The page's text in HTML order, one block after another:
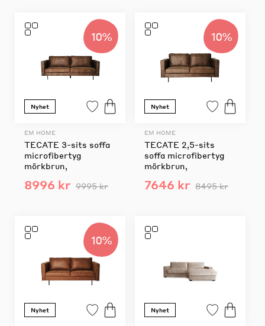
10%
Nyhet
EM HOME
TECATE 3-sits soffa
microfibertyg
mörkbrun,
8996 kr 9995 kr
10%
Nyhet
EM HOME
TECATE 2,5-sits
soffa microfibertyg
mörkbrun,
7646 kr 8495 kr
10%
Nyhet Nyhet